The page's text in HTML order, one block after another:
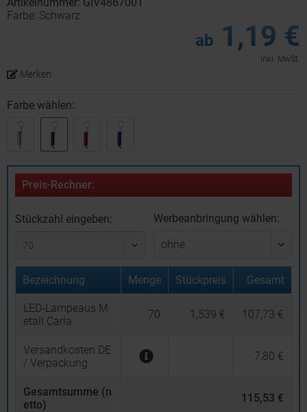
Farbe: Schwarz
ab 1,19 €
inkl. MwSt.
Merken
Farbe wählen:
Preis-Rechner:
Stückzahl eingeben: Werbeanbringung wählen:
Bezeichnung Menge Stückpreis Gesamt
LED-Lampeaus M
etall Carla
70 1,539 € 107,73 €
Versandkosten DE
/ Verpackung
7,80 €
Gesamtsumme (n
etto)
115,53 €